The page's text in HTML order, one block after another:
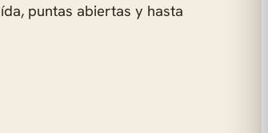
puntas abiertas y hasta